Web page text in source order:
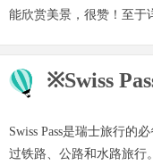
能欣赏美景，很赞！至于
※Swiss
Swiss Pass是瑞士旅行的
过铁路、公路和水路旅行